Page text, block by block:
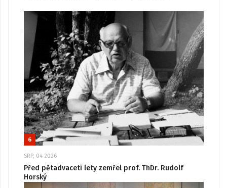
6
SRP, 04 2026
Před pětadvaceti lety zemřel prof. ThDr. Rudolf
Horský